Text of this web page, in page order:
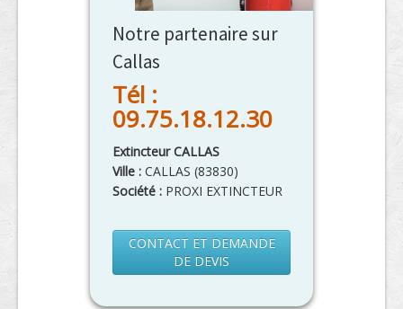
Notre partenaire sur
Callas
Tél :
09.75.18.12.30
Extincteur CALLAS
Ville : CALLAS (83830)
Société : PROXI EXTINCTEUR
CONTACT ET DEMANDE
DE DEVIS